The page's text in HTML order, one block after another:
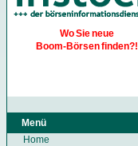
Wo Sie neue
Boom-Börsen finden?!
Menü
Home